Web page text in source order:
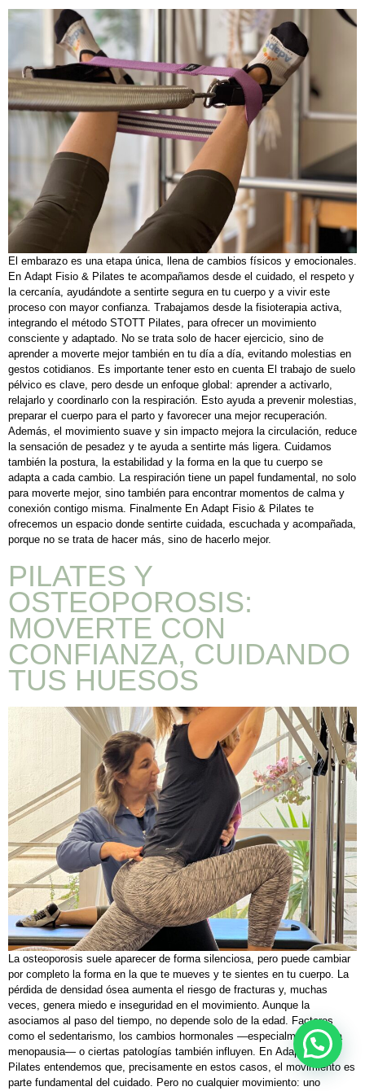
El embarazo es una etapa única, llena de cambios físicos y emocionales.
En Adapt Fisio & Pilates te acompañamos desde el cuidado, el respeto y
la cercanía, ayudándote a sentirte segura en tu cuerpo y a vivir este
proceso con mayor confianza. Trabajamos desde la fisioterapia activa,
integrando el método STOTT Pilates, para ofrecer un movimiento
consciente y adaptado. No se trata solo de hacer ejercicio, sino de
aprender a moverte mejor también en tu día a día, evitando molestias en
gestos cotidianos. Es importante tener esto en cuenta El trabajo de suelo
pélvico es clave, pero desde un enfoque global: aprender a activarlo,
relajarlo y coordinarlo con la respiración. Esto ayuda a prevenir molestias,
preparar el cuerpo para el parto y favorecer una mejor recuperación.
Además, el movimiento suave y sin impacto mejora la circulación, reduce
la sensación de pesadez y te ayuda a sentirte más ligera. Cuidamos
también la postura, la estabilidad y la forma en la que tu cuerpo se
adapta a cada cambio. La respiración tiene un papel fundamental, no solo
para moverte mejor, sino también para encontrar momentos de calma y
conexión contigo misma. Finalmente En Adapt Fisio & Pilates te
ofrecemos un espacio donde sentirte cuidada, escuchada y acompañada,
porque no se trata de hacer más, sino de hacerlo mejor.
PILATES Y
OSTEOPOROSIS:
MOVERTE CON
CONFIANZA, CUIDANDO
TUS HUESOS
La osteoporosis suele aparecer de forma silenciosa, pero puede cambiar
por completo la forma en la que te mueves y te sientes en tu cuerpo. La
pérdida de densidad ósea aumenta el riesgo de fracturas y, muchas
veces, genera miedo e inseguridad en el movimiento. Aunque la
asociamos al paso del tiempo, no depende solo de la edad. Factores
como el sedentarismo, los cambios hormonales —especialmente en la
menopausia— o ciertas patologías también influyen. En Adapt Fisio &
Pilates entendemos que, precisamente en estos casos, el movimiento es
parte fundamental del cuidado. Pero no cualquier movimiento: uno